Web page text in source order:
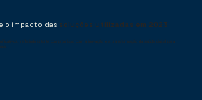
o impacto das soluções utilizadas em 2023
refletindo o forte compromisso com a inovação e a transformação da saúde digital para